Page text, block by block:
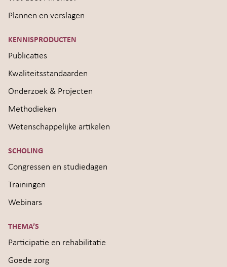
Plannen en verslagen
KENNISPRODUCTEN
Publicaties
Kwaliteitsstandaarden
Onderzoek & Projecten
Methodieken
Wetenschappelijke artikelen
SCHOLING
Congressen en studiedagen
Trainingen
Webinars
THEMA’S
Participatie en rehabilitatie
Goede zorg